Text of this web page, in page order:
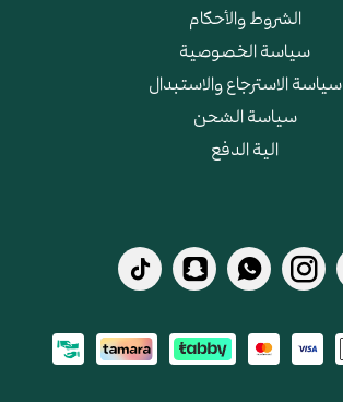
الشروط والأحكام
سياسة الخصوصية
سياسة الاسترجاع والاستبدال
سياسة الشحن
الية الدفع